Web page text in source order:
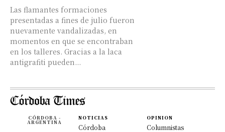
Las flamantes formaciones
presentadas a fines de julio fueron
nuevamente vandalizadas, en
momentos en que se encontraban
en los talleres. Gracias a la laca
antigrafiti pueden...
CÓRDOBA -
ARGENTINA
NOTICIAS
Córdoba
OPINION
Columnistas